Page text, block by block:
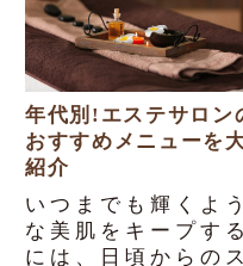
年代別!エステサロン
おすすめメニューを
紹介
いつまでも輝くよう
な美肌をキープする
には、日頃からのス